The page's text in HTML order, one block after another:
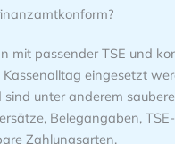
mit passender TSE und
Kassenalltag eingesetzt
sind unter anderem
Belegangaben,
Zahlungsarten.